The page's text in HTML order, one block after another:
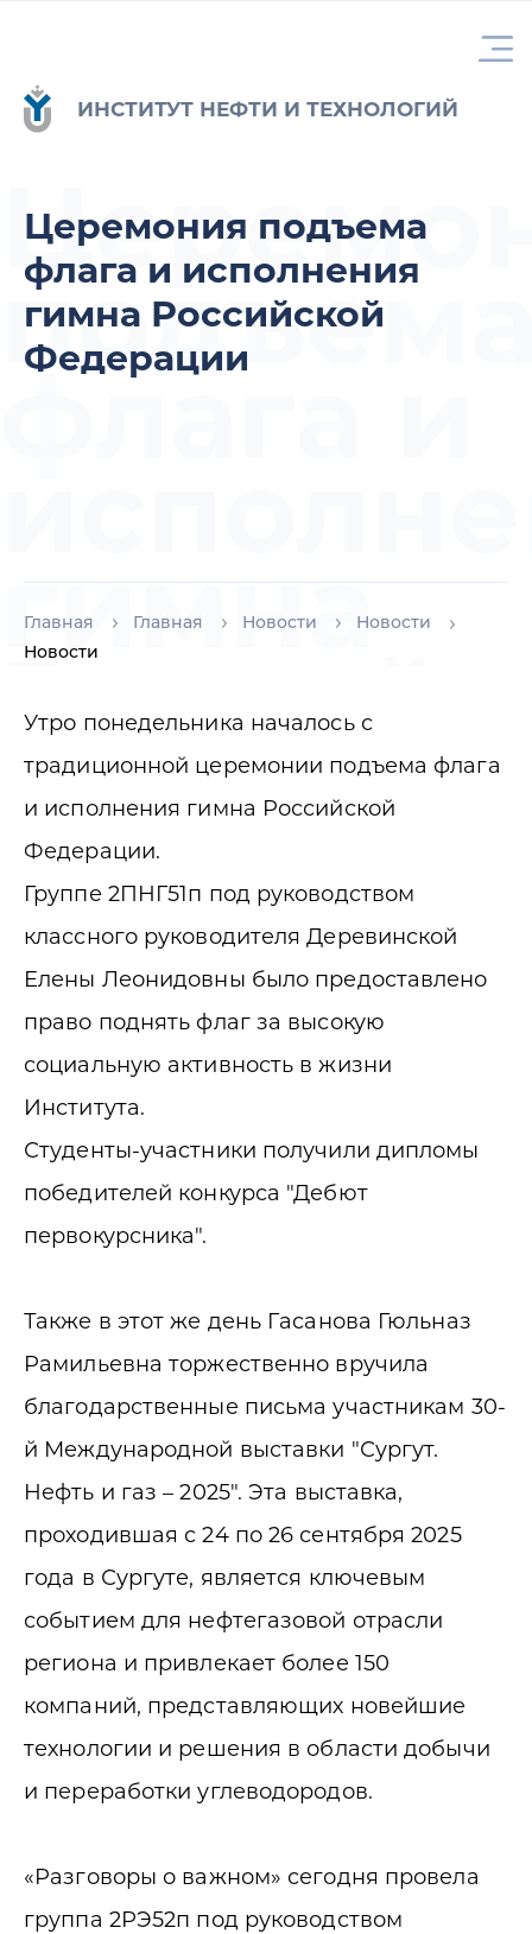
ИНСТИТУТ НЕФТИ И ТЕХНОЛОГИЙ
Церемония подъема
флага и исполнения
гимна Российской
Федерации
Главная Главная Новости
Новости
Новости
флага и
гимна
Утро понедельника началось с
традиционной церемонии подъема флага
и исполнения гимна Российской
Федерации.
Группе 2ПНГ51п под руководством
классного руководителя Деревинской
Елены Леонидовны было предоставлено
право поднять флаг за высокую
социальную активность в жизни
Института.
Студенты-участники получили дипломы
победителей конкурса "Дебют
первокурсника".
Также в этот же день Гасанова Гюльназ
Рамильевна торжественно вручила
благодарственные письма участникам 30-
й Международной выставки "Сургут.
Нефть и газ – 2025". Эта выставка,
проходившая с 24 по 26 сентября 2025
года в Сургуте, является ключевым
событием для нефтегазовой отрасли
региона и привлекает более 150
компаний, представляющих новейшие
технологии и решения в области добычи
и переработки углеводородов.
«Разговоры о важном» сегодня провела
группа 2РЭ52п под руководством